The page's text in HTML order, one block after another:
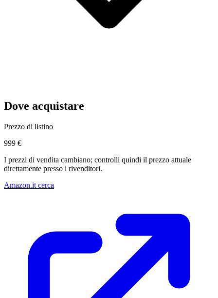
Dove acquistare
Prezzo di listino
999 €
I prezzi di vendita cambiano; controlli quindi il prezzo attuale
direttamente presso i rivenditori.
Amazon.it cerca